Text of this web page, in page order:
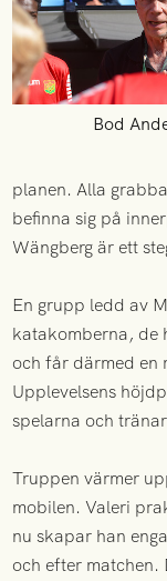
Bod
planen. Alla
befinna sig på
Wängberg är ett
En grupp ledd av
katakomberna, de
och får därmed en
Upplevelsens
spelarna och
Truppen värmer
mobilen. Valeri
nu skapar han
och efter